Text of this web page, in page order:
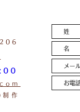
206
作